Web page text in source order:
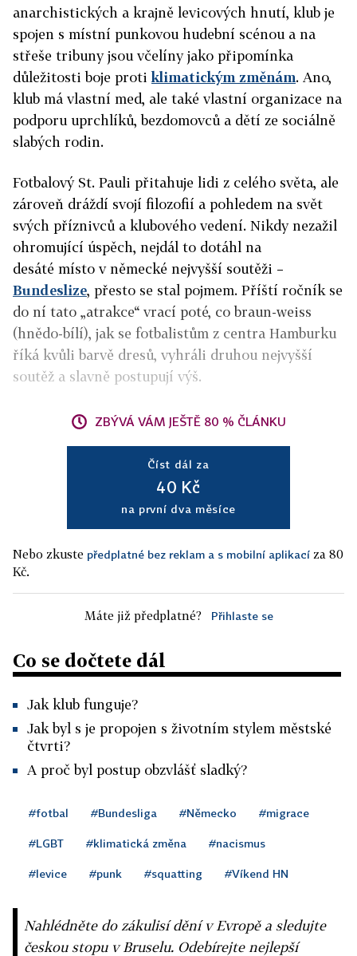
anarchistických a krajně levicových hnutí, klub je
spojen s místní punkovou hudební scénou a na
střeše tribuny jsou včelíny jako připomínka
důležitosti boje protiklimatickým změnám. Ano,
klub má vlastní med, ale také vlastní organizace na
podporu uprchlíků, bezdomovců a dětí ze sociálně
slabých rodin.
Fotbalový St. Pauli přitahuje lidi z celého světa, ale
zároveň dráždí svojí filozofií a pohledem na svět
svých příznivců a klubového vedení. Nikdy nezažil
ohromující úspěch, nejdál to dotáhl na
desáté místo v německé nejvyšší soutěži –
Bundeslize, přesto se stal pojmem. Příští ročník se
do ní tato „atrakce“ vrací poté, co braun-weiss
(hnědo-bílí), jak se fotbalistům z centra Hamburku
říká kvůli barvě dresů, vyhráli druhou nejvyšší
soutěž a slavně postupují výš.
ZBÝVÁ VÁM JEŠTĚ 80 % ČLÁNKU
Číst dál za
40 Kč
na první dva měsíce
Nebo zkuste předplatné bez reklam a s mobilní aplikací za 80
Kč.
Máte již předplatné? Přihlaste se
Co se dočtete dál
Jak klub funguje?
Jak byl s je propojen s životním stylem městské
čtvrti?
A proč byl postup obzvlášť sladký?
#fotbal #Bundesliga #Německo #migrace
#LGBT #klimatická změna #nacismus
#levice #punk #squatting #Víkend HN
Nahlédněte do zákulisí dění v Evropě a sledujte
českou stopu v Bruselu. Odebírejte nejlepší